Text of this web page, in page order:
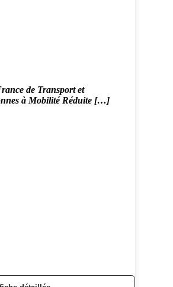
de Transport et
à Mobilité Réduite […]